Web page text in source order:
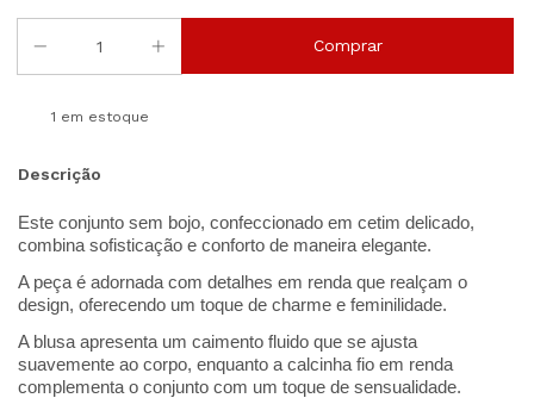
1 em estoque
Descrição
Este conjunto sem bojo, confeccionado em cetim delicado,
combina sofisticação e conforto de maneira elegante.
A peça é adornada com detalhes em renda que realçam o
design, oferecendo um toque de charme e feminilidade.
A blusa apresenta um caimento fluido que se ajusta
suavemente ao corpo, enquanto a calcinha fio em renda
complementa o conjunto com um toque de sensualidade.